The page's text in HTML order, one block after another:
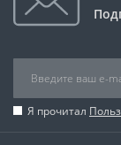
Я прочитал